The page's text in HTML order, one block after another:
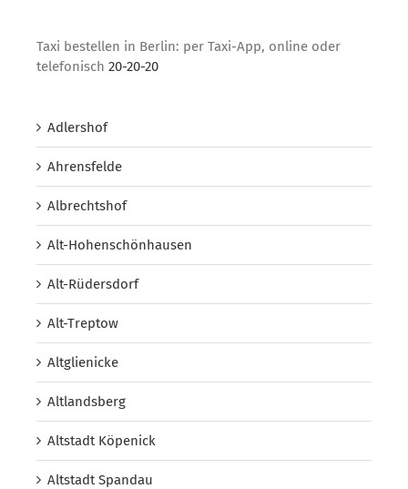
Taxi bestellen in Berlin: per Taxi-App, online oder
telefonisch 20-20-20
Adlershof
Ahrensfelde
Albrechtshof
Alt-Hohenschönhausen
Alt-Rüdersdorf
Alt-Treptow
Altglienicke
Altlandsberg
Altstadt Köpenick
Altstadt Spandau